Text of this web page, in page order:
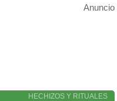
Anuncio
HECHIZOS Y RITUALES